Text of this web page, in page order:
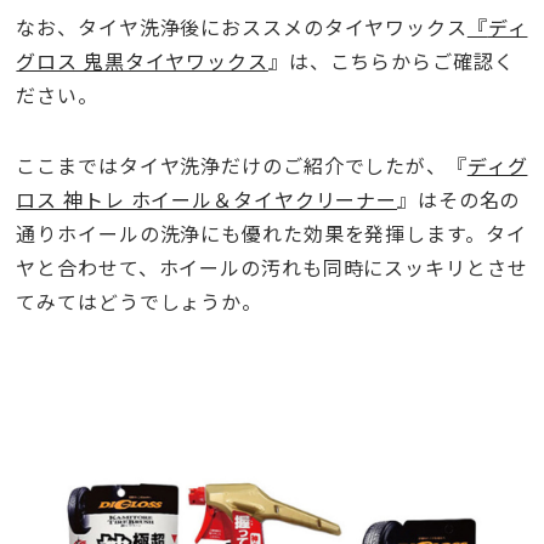
なお、タイヤ洗浄後におススメのタイヤワックス 『ディ
グロス 鬼黒タイヤワックス』は、こちらからご確認く
ださい。
ここまではタイヤ洗浄だけのご紹介でしたが、『ディグ
ロス 神トレ ホイール＆タイヤクリーナー』はその名の
通りホイールの洗浄にも優れた効果を発揮します。タイ
ヤと合わせて、ホイールの汚れも同時にスッキリとさせ
てみてはどうでしょうか。